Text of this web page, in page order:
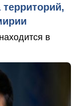
территорий,
в